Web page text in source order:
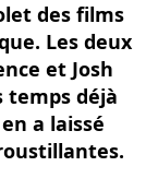
des films
Les deux
et Josh
temps déjà
a laissé